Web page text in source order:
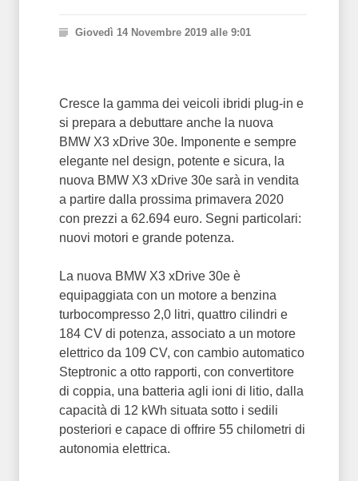
Giovedì 14 Novembre 2019 alle 9:01
Cresce la gamma dei veicoli ibridi plug-in e
si prepara a debuttare anche la nuova
BMW X3 xDrive 30e. Imponente e sempre
elegante nel design, potente e sicura, la
nuova BMW X3 xDrive 30e sarà in vendita
a partire dalla prossima primavera 2020
con prezzi a 62.694 euro. Segni particolari:
nuovi motori e grande potenza.
La nuova BMW X3 xDrive 30e è
equipaggiata con un motore a benzina
turbocompresso 2,0 litri, quattro cilindri e
184 CV di potenza, associato a un motore
elettrico da 109 CV, con cambio automatico
Steptronic a otto rapporti, con convertitore
di coppia, una batteria agli ioni di litio, dalla
capacità di 12 kWh situata sotto i sedili
posteriori e capace di offrire 55 chilometri di
autonomia elettrica.